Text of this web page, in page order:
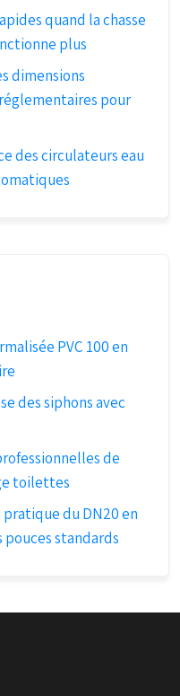
quand la chasse
plus
dimensions
pour
des circulateurs eau
PVC 100 en
des siphons avec
de
toilettes
pratique du DN20 en
pouces standards